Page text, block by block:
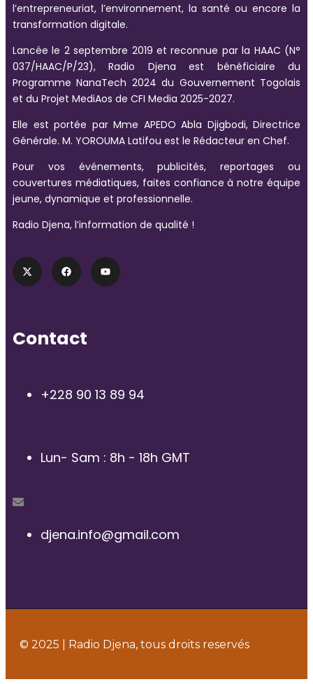
l’entrepreneuriat, l’environnement, la santé ou encore la
transformation digitale.
Lancée le 2 septembre 2019 et reconnue par la HAAC (N°
037/HAAC/P/23), Radio Djena est bénéficiaire du
Programme NanaTech 2024 du Gouvernement Togolais
et du Projet MediAos de CFI Media 2025-2027.
Elle est portée par Mme APEDO Abla Djigbodi, Directrice
Générale. M. YOROUMA Latifou est le Rédacteur en Chef.
Pour vos événements, publicités, reportages ou
couvertures médiatiques, faites confiance à notre équipe
jeune, dynamique et professionnelle.
Radio Djena, l’information de qualité !
Contact
+228 90 13 89 94
Lun- Sam : 8h - 18h GMT
djena.info@gmail.com
© 2025 | Radio Djena, tous droits reservés